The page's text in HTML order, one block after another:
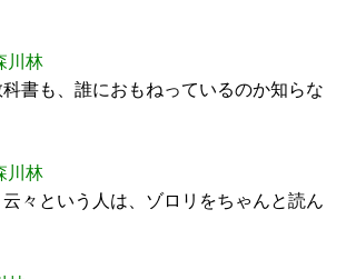
川林
書も、誰におもねっているのか知らな
川林
々という人は、ゾロリをちゃんと読ん